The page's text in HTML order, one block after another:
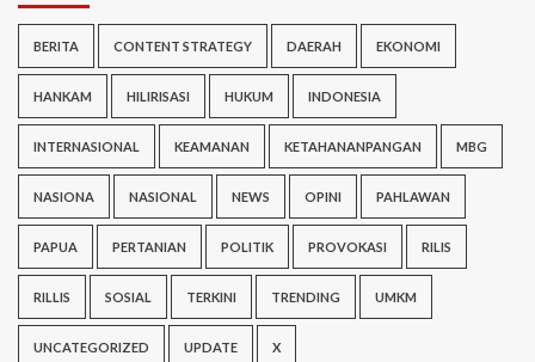
BERITA CONTENT STRATEGY DAERAH EKONOMI
HANKAM HILIRISASI HUKUM INDONESIA
INTERNASIONAL KEAMANAN KETAHANANPANGAN MBG
NASIONA NASIONAL NEWS OPINI PAHLAWAN
PAPUA PERTANIAN POLITIK PROVOKASI RILIS
RILLIS SOSIAL TERKINI TRENDING UMKM
UNCATEGORIZED UPDATE X